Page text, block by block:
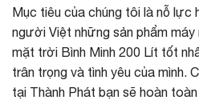
Mục tiêu của chúng tôi là nỗ lực
người Việt những sản phẩm
mặt trời Bình Minh 200 Lít tốt
trân trọng và tình yêu của mình.
tại Thành Phát bạn sẽ hoàn